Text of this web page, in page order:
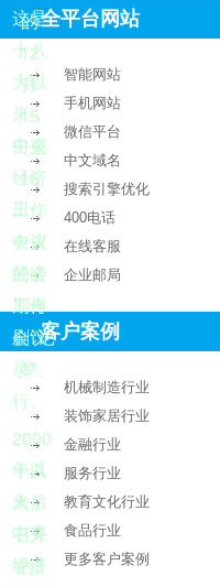
这是
十八
大以
来，
中央
经济
工作
会议
的会
期再
刷“记
录”。
2000
年以
来，
中央
经济
的
12
月
15
日至
16
日，
中央
经济
工作
会议
举
行。
十八
大后
召开
的3
全平台网站
智能网站
手机网站
微信平台
中文域名
搜索引擎优化
400电话
在线客服
企业邮局
客户案例
机械制造行业
装饰家居行业
金融行业
服务行业
教育文化行业
食品行业
更多客户案例